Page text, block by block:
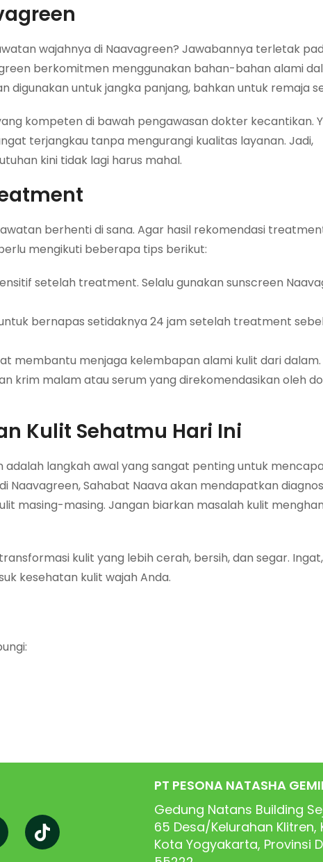
wajahnya di Naavagreen? Jawabannya terletak
berkomitmen menggunakan bahan-bahan alami
untuk jangka panjang, bahkan untuk remaja
kompeten di bawah pengawasan dokter kecantikan.
terjangkau tanpa mengurangi kualitas layanan. Jadi,
kini tidak lagi harus mahal.
berhenti di sana. Agar hasil rekomendasi
mengikuti beberapa tips berikut:
setelah treatment. Selalu gunakan sunscreen
bernapas setidaknya 24 jam setelah treatment
membantu menjaga kelembapan alami kulit dari dalam.
krim malam atau serum yang direkomendasikan oleh
Kulit Sehatmu Hari Ini
langkah awal yang sangat penting untuk
Naavagreen, Sahabat Naava akan mendapatkan
masing-masing. Jangan biarkan masalah kulit
kulit yang lebih cerah, bersih, dan segar. Ingat,
kesehatan kulit wajah Anda.
PT PESONA NATASHA
Gedung Natans Building
65 Desa/Kelurahan
Kota Yogyakarta, Provinsi